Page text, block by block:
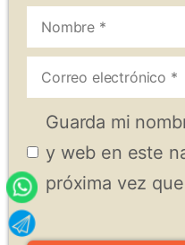
Nombre
Correo
electrónico
Guarda mi
y web en este
próxima vez